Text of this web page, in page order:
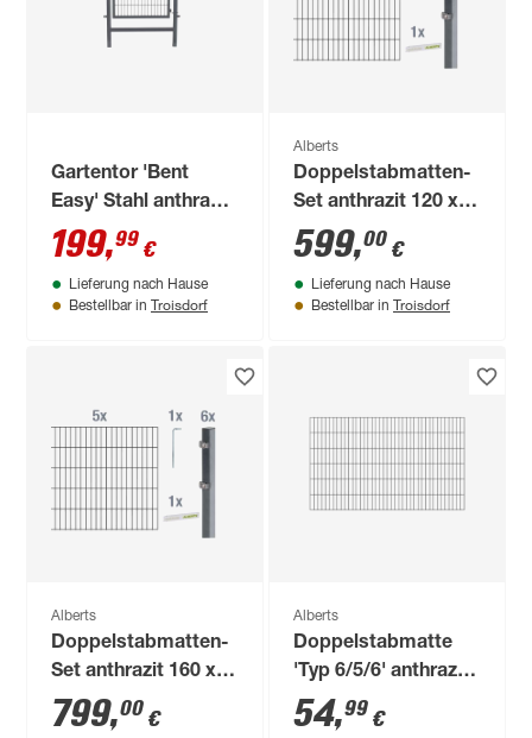
Gartentor 'Bent
Easy' Stahl anthrazit
100 x 80 cm
199,99 €
Lieferung nach Hause
Bestellbar in Troisdorf
Alberts
Doppelstabmatten-
Set anthrazit 120 x
1000 cm
599,00 €
Lieferung nach Hause
Bestellbar in Troisdorf
Alberts
Doppelstabmatten-
Set anthrazit 160 x
1000 cm
799,00 €
Alberts
Doppelstabmatte
'Typ 6/5/6' anthrazit
200 x 120 cm
54,99 €